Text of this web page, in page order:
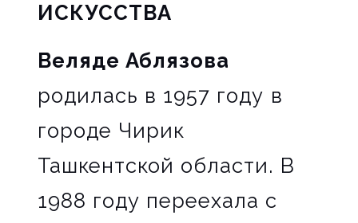
ИСКУССТВА
Веляде Аблязова
родилась в 1957 году в
городе Чирик
Ташкентской области. В
1988 году переехала с